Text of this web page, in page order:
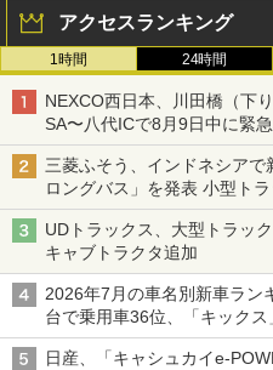
アクセスランキング
1時間 24時間
NEXCO西日本、川田橋（下
SA〜八代ICで8月9日中に緊
三菱ふそう、インドネシアで
ロングバス」を発表 小型ト
バス
UDトラックス、大型トラッ
キャブトラクタ追加
2026年7月の車名別新車ラン
台で乗用車36位、「キック
日産、「キャシュカイe-